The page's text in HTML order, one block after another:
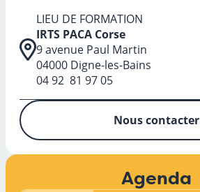
LIEU DE FORMATION
IRTS PACA Corse
9 avenue Paul Martin
04000 Digne-les-Bains
04 92 81 97 05
Nous contacter
Agenda